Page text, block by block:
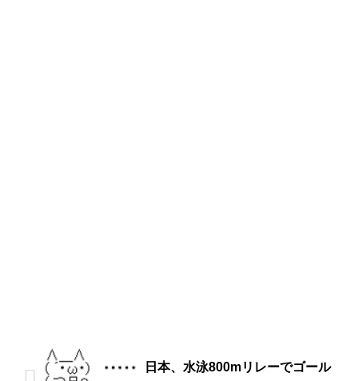
日本、水泳800mリレーでゴール